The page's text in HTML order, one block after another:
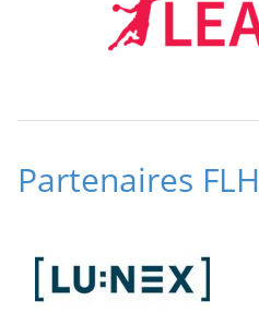
Partenaires FLH